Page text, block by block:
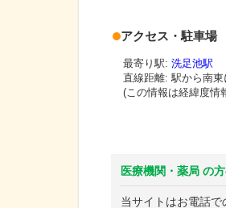
アクセス・駐車場
最寄り駅: 洗足池駅
直線距離: 駅から南東
(この情報は経緯度情
医療機関・薬局 の
当サイトはお電話で